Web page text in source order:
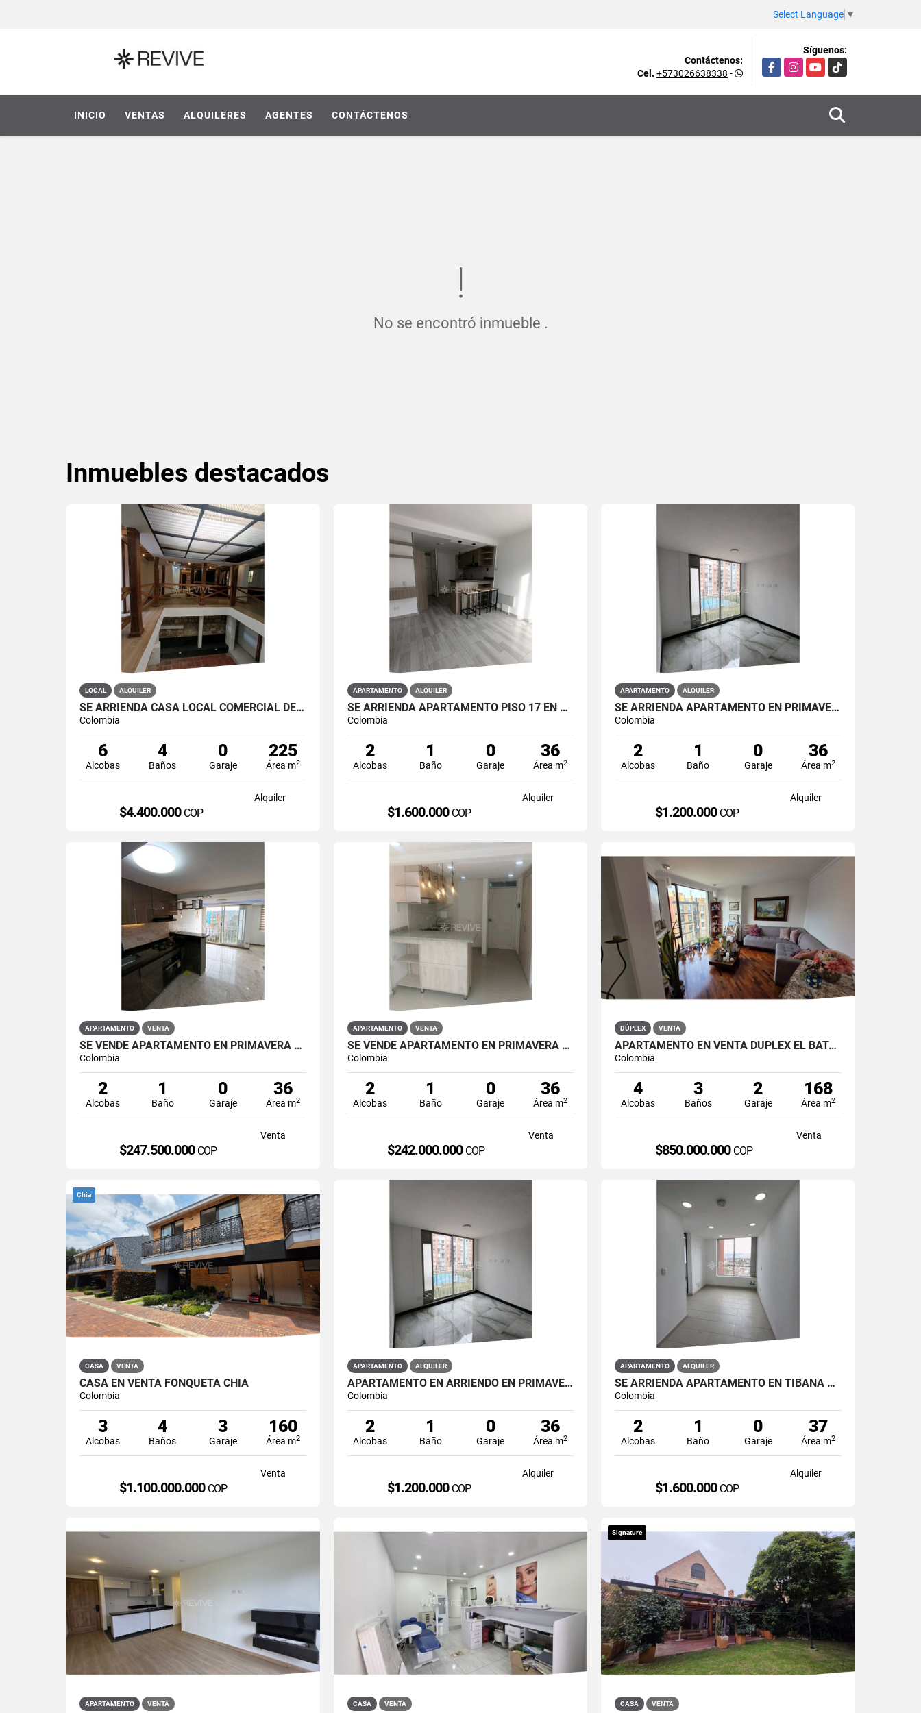
Select Language ▼
Contáctenos:
Cel. +573026638338 -
Síguenos:
FacebookInstagramYouTubeTikTok
INICIO VENTAS ALQUILERES AGENTES CONTÁCTENOS
No se encontró inmueble .
Inmuebles destacados
LOCAL ALQUILER
SE ARRIENDA CASA LOCAL COMERCIAL DE 2 NIVELES EN LA CANDELARIA
Colombia
6
Alcobas
4
Baños
0
Garaje
225
Área m2
Alquiler
$4.400.000 COP
APARTAMENTO ALQUILER
SE ARRIENDA APARTAMENTO PISO 17 EN PRIMAVERA 6-39 PUENTE ARANDA
Colombia
2
Alcobas
1
Baño
0
Garaje
36
Área m2
Alquiler
$1.600.000 COP
APARTAMENTO ALQUILER
SE ARRIENDA APARTAMENTO EN PRIMAVERA 6-39 ET 2 PISO 3 PARS ESTRENAR
Colombia
2
Alcobas
1
Baño
0
Garaje
36
Área m2
Alquiler
$1.200.000 COP
APARTAMENTO VENTA
SE VENDE APARTAMENTO EN PRIMAVERA PUENTE ARANDA
Colombia
2
Alcobas
1
Baño
0
Garaje
36
Área m2
Venta
$247.500.000 COP
APARTAMENTO VENTA
SE VENDE APARTAMENTO EN PRIMAVERA 6-39 ET 2 PUENTE ARANDA
Colombia
2
Alcobas
1
Baño
0
Garaje
36
Área m2
Venta
$242.000.000 COP
DÚPLEX VENTA
APARTAMENTO EN VENTA DÚPLEX EL BATÁN
Colombia
4
Alcobas
3
Baños
2
Garaje
168
Área m2
Venta
$850.000.000 COP
Chia
CASA VENTA
CASA EN VENTA FONQUETÁ CHÍA
Colombia
3
Alcobas
4
Baños
3
Garaje
160
Área m2
Venta
$1.100.000.000 COP
APARTAMENTO ALQUILER
APARTAMENTO EN ARRIENDO EN PRIMAVERA PUENTE ARANDA PRIMAVERA 6-39 ET 2
Colombia
2
Alcobas
1
Baño
0
Garaje
36
Área m2
Alquiler
$1.200.000 COP
APARTAMENTO ALQUILER
SE ARRIENDA APARTAMENTO EN TIBANA OUENTE ARANDA CONJUNTO OPORTO
Colombia
2
Alcobas
1
Baño
0
Garaje
37
Área m2
Alquiler
$1.600.000 COP
APARTAMENTO VENTA CASA VENTA
Signature
CASA VENTA